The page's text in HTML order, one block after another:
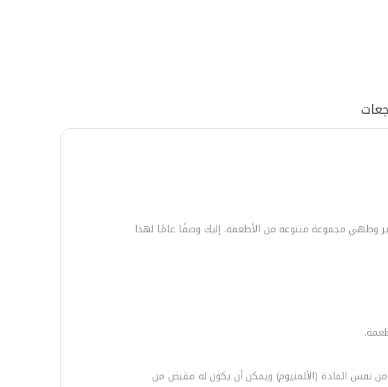
في تحضير وطهي مجموعة متنوعة من الأطعمة. إليك وصفًا عامًا لهذا
من نفس المادة (الألمنيوم) ويمكن أن يكون له مقبض من